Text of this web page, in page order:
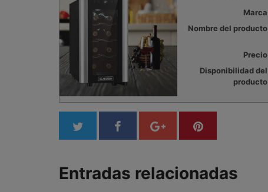
Marca
Nombre del producto
Precio
Disponibilidad del
producto
Entradas relacionadas